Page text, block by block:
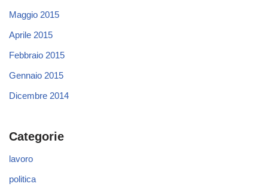
Maggio 2015
Aprile 2015
Febbraio 2015
Gennaio 2015
Dicembre 2014
Categorie
lavoro
politica